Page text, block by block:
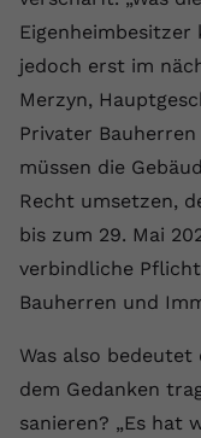
jedoch erst im
Merzyn,
Privater
müssen die
Recht umsetzen,
bis zum 29. Mai
verbindliche
Bauherren und
Was also
dem Gedanken
sanieren? „Es hat
Laufzeit 1
Zweck
hat.
Name
Anbieter
Laufzeit
Zweck
Name
Anbieter
Laufzeit 90
Zweck
Externe Inhalte
Wir verwenden auf
um Ihnen
Name vuid
Anbieter
2
Zweck